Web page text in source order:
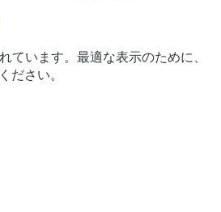
ています。最適な表示のために、
ださい。